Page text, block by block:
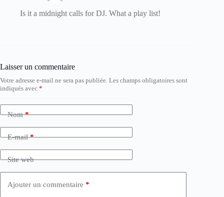
Is it a midnight calls for DJ. What a play list!
Laisser un commentaire
Votre adresse e-mail ne sera pas publiée. Les champs obligatoires sont
indiqués avec *
Nom*
E-mail*
Site web
Ajouter un commentaire *